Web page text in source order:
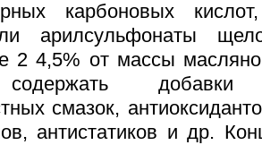
карбоновых кислот,
арилсульфонаты
2 4,5% от массы
добавки
смазок,
антистатиков и др.